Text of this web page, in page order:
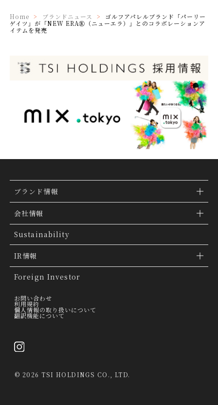
Home ブランドニュース
ゴルフアパレルブランド「パーリー
ゲイツ」が「NEW ERAⓇ（ニューエラ）」とのコラボレーションア
イテムを発売
ブランド情報
ブランド検索
ブランドトピックス
「ファッションの力を信じよう」
THE MOVIE
会社情報
TSI トピックス
会社概要
会社沿革
グループ会社
経営理念
採用情報
Sustainability
IR情報
IR情報
IR トピックス
IRライブラリー
決算説明会資料
Foreign Investor
お問い合わせ
利用規約
個人情報の取り扱いについて
翻訳機能について
© 2026 TSI HOLDINGS CO., LTD.